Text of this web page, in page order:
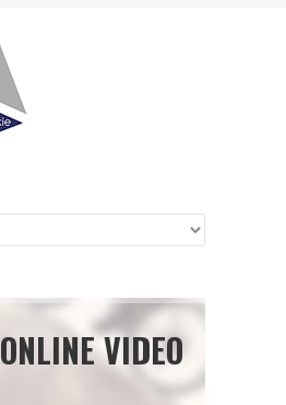
ONLINE VIDEO